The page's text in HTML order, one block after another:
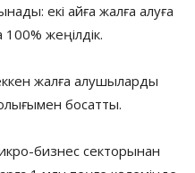
екі айға жалға алуға
100% жеңілдік.
жалға алушыларды
босатты.
бизнес секторынан